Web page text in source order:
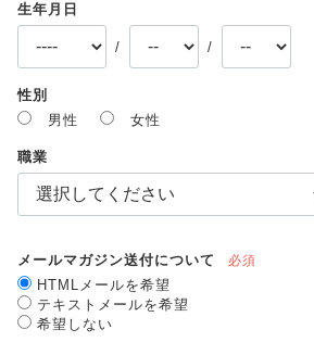
生年月日
/ /
性別
男性
女性
職業
メールマガジン送付について 必須
HTMLメールを希望
テキストメールを希望
希望しない